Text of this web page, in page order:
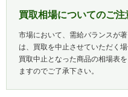
買取相場についてのご注
市場において、需給バランスが
は、買取を中止させていただく場
買取中止となった商品の相場表
ますのでご了承下さい。